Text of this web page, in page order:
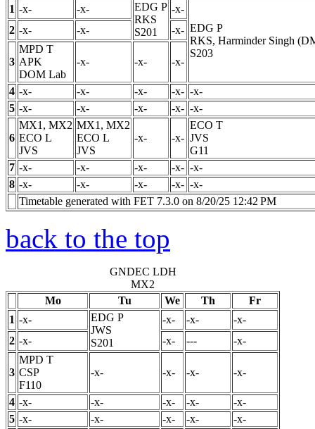
1 -x- -x- EDG P
RKS
S201
-x-
EDG P
RKS, Harminder Singh
S203
2 -x- -x- -x-
3
MPD T
APK
DOM Lab
-x- -x- -x-
4 -x- -x- -x- -x- -x-
5 -x- -x- -x- -x- -x-
6
MX1, MX2
ECO L
JVS
MX1, MX2
ECO L
JVS
-x- -x-
ECO T
JVS
G11
7 -x- -x- -x- -x- -x-
8 -x- -x- -x- -x- -x-
Timetable generated with FET 7.3.0 on 8/20/25 12:42 PM
back to the top
GNDEC LDH
MX2
Mo
Tu We Th
Fr
1 -x- EDG P
JWS
S201
-x- -x-
-x-
2 -x- -x- --- -x-
3
MPD T
CSP
F110
-x- -x- -x- -x-
4 -x- -x- -x- -x-
-x-
5 -x- -x- -x- -x- -x-